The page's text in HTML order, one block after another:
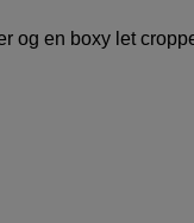
en boxy let